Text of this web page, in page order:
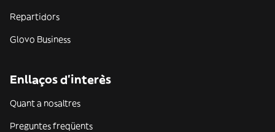
Repartidors
Glovo Business
Enllaços d'interès
Quant a nosaltres
Preguntes freqüents